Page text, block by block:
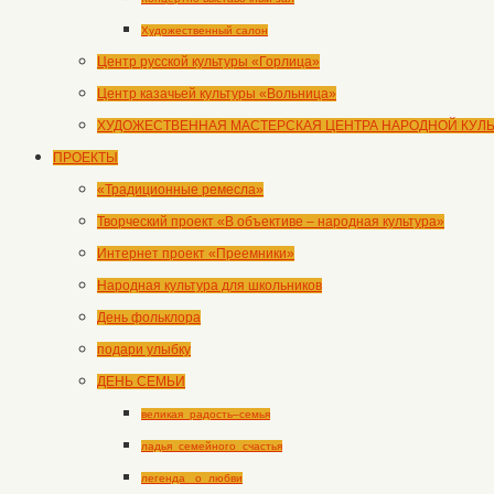
Художественный салон
Центр русской культуры «Горлица»
Центр казачьей культуры «Вольница»
ХУДОЖЕСТВЕННАЯ МАСТЕРСКАЯ ЦЕНТРА НАРОДНОЙ
ПРОЕКТЫ
«Традиционные ремесла»
Творческий проект «В объективе – народная культура»
Интернет проект «Преемники»
Народная культура для школьников
День фольклора
подари улыбку
ДЕНЬ СЕМЬИ
великая_радость–семья
ладья_семейного_счастья
легенда _о_любви